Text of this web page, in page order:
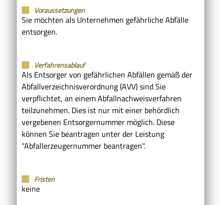
Voraussetzungen
Sie möchten als Unternehmen gefährliche Abfälle
entsorgen.
Verfahrensablauf
Als Entsorger von gefährlichen Abfällen gemäß der
Abfallverzeichnisverordnung (AVV) sind Sie
verpflichtet, an einem Abfallnachweisverfahren
teilzunehmen. Dies ist nur mit einer behördlich
vergebenen Entsorgernummer möglich. Diese
können Sie beantragen unter der Leistung
"Abfallerzeugernummer beantragen".
Fristen
keine